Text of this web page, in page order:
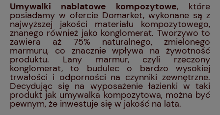
Umywalki nablatowe kompozytowe, które
posiadamy w ofercie Domarket, wykonane są z
najwyższej jakości materiału kompozytowego,
znanego również jako konglomerat. Tworzywo to
zawiera aż 75% naturalnego, zmielonego
marmuru, co znacznie wpływa na żywotność
produktu. Lany marmur, czyli rzeczony
konglomerat, to budulec o bardzo wysokiej
trwałości i odporności na czynniki zewnętrzne.
Decydując się na wyposażenie łazienki w taki
produkt jak umywalka kompozytowa, można być
pewnym, że inwestuje się w jakość na lata.